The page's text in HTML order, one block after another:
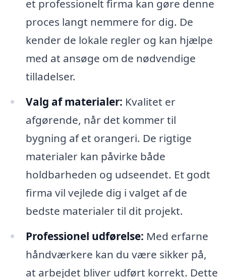
et professionelt firma kan gøre denne
proces langt nemmere for dig. De
kender de lokale regler og kan hjælpe
med at ansøge om de nødvendige
tilladelser.
Valg af materialer: Kvalitet er
afgørende, når det kommer til
bygning af et orangeri. De rigtige
materialer kan påvirke både
holdbarheden og udseendet. Et godt
firma vil vejlede dig i valget af de
bedste materialer til dit projekt.
Professionel udførelse: Med erfarne
håndværkere kan du være sikker på,
at arbejdet bliver udført korrekt. Dette